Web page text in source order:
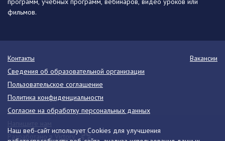
Наш веб-сайт использует Cookies для улучшения
фильмов.
Контакты
Вакансии
Сведения об образовательной организации
Пользовательское соглашение
Политика конфиденциальности
Согласие на обработку персональных данных
Разработано в Victory